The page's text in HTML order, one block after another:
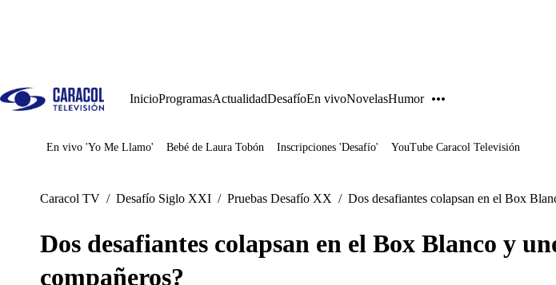
InicioProgramasActualidadDesafíoEn vivoNovelasHumor
Juegos
En vivo 'Yo Me Llamo' Bebé de Laura Tobón Inscripciones 'Desafío' YouTube Caracol Televisión
Caracol TV / Desafío Siglo XXI / Pruebas Desafío XX / Dos desafiantes colapsan en el Box
Dos desafiantes colapsan en el Box Blanco y
compañeros?